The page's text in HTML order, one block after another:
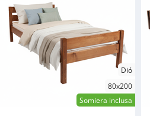
Dió
80x200
Somiera inclusa